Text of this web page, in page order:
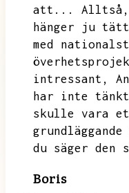
att...
Alltså,
hänger ju
med
intressant,
har inte
skulle vara
du säger den
Boris